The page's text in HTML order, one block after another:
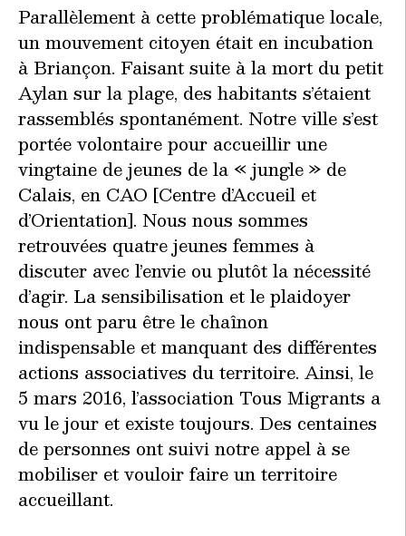
Parallèlement à cette problématique locale,
un mouvement citoyen était en incubation
à Briançon. Faisant suite à la mort du petit
Aylan sur la plage, des habitants s’étaient
rassemblés spontanément. Notre ville s’est
portée volontaire pour accueillir une
vingtaine de jeunes de la « jungle » de
Calais, en CAO [Centre d’Accueil et
d’Orientation]. Nous nous sommes
retrouvées quatre jeunes femmes à
discuter avec l’envie ou plutôt la nécessité
d’agir. La sensibilisation et le plaidoyer
nous ont paru être le chaînon
indispensable et manquant des différentes
actions associatives du territoire. Ainsi, le
5 mars 2016, l’association Tous Migrants a
vu le jour et existe toujours. Des centaines
de personnes ont suivi notre appel à se
mobiliser et vouloir faire un territoire
accueillant.